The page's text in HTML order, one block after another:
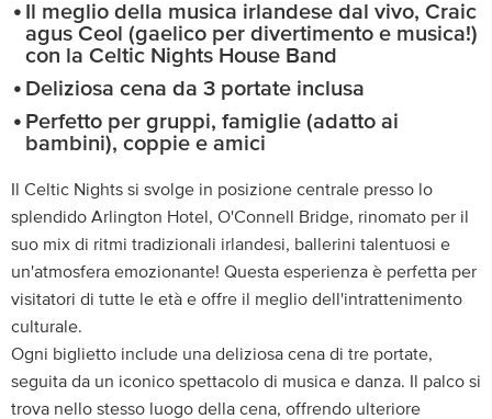
Il meglio della musica irlandese dal vivo, Craic
agus Ceol (gaelico per divertimento e musica!)
con la Celtic Nights House Band
Deliziosa cena da 3 portate inclusa
Perfetto per gruppi, famiglie (adatto ai
bambini), coppie e amici
Il Celtic Nights si svolge in posizione centrale presso lo
splendido Arlington Hotel, O'Connell Bridge, rinomato per il
suo mix di ritmi tradizionali irlandesi, ballerini talentuosi e
un'atmosfera emozionante! Questa esperienza è perfetta per
visitatori di tutte le età e offre il meglio dell'intrattenimento
culturale.
Ogni biglietto include una deliziosa cena di tre portate,
seguita da un iconico spettacolo di musica e danza. Il palco si
trova nello stesso luogo della cena, offrendo ulteriore